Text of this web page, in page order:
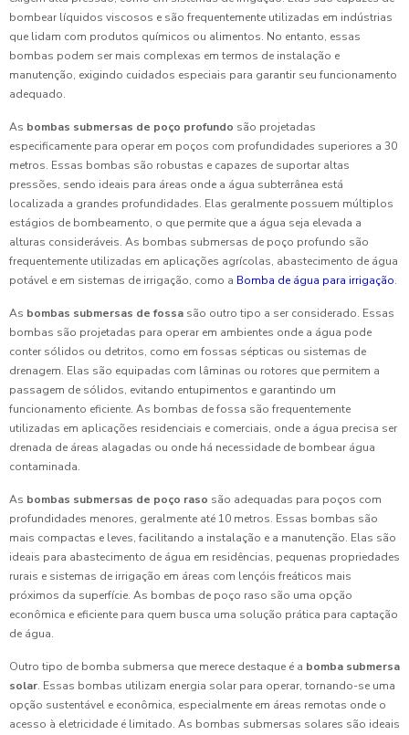
bombear líquidos viscosos e são frequentemente utilizadas em indústrias
que lidam com produtos químicos ou alimentos. No entanto, essas
bombas podem ser mais complexas em termos de instalação e
manutenção, exigindo cuidados especiais para garantir seu funcionamento
adequado.
As bombas submersas de poço profundo são projetadas
especificamente para operar em poços com profundidades superiores a 30
metros. Essas bombas são robustas e capazes de suportar altas
pressões, sendo ideais para áreas onde a água subterrânea está
localizada a grandes profundidades. Elas geralmente possuem múltiplos
estágios de bombeamento, o que permite que a água seja elevada a
alturas consideráveis. As bombas submersas de poço profundo são
frequentemente utilizadas em aplicações agrícolas, abastecimento de água
potável e em sistemas de irrigação, como a Bomba de água para irrigação.
As bombas submersas de fossa são outro tipo a ser considerado. Essas
bombas são projetadas para operar em ambientes onde a água pode
conter sólidos ou detritos, como em fossas sépticas ou sistemas de
drenagem. Elas são equipadas com lâminas ou rotores que permitem a
passagem de sólidos, evitando entupimentos e garantindo um
funcionamento eficiente. As bombas de fossa são frequentemente
utilizadas em aplicações residenciais e comerciais, onde a água precisa ser
drenada de áreas alagadas ou onde há necessidade de bombear água
contaminada.
As bombas submersas de poço raso são adequadas para poços com
profundidades menores, geralmente até 10 metros. Essas bombas são
mais compactas e leves, facilitando a instalação e a manutenção. Elas são
ideais para abastecimento de água em residências, pequenas propriedades
rurais e sistemas de irrigação em áreas com lençóis freáticos mais
próximos da superfície. As bombas de poço raso são uma opção
econômica e eficiente para quem busca uma solução prática para captação
de água.
Outro tipo de bomba submersa que merece destaque é a bomba submersa
solar. Essas bombas utilizam energia solar para operar, tornando-se uma
opção sustentável e econômica, especialmente em áreas remotas onde o
acesso à eletricidade é limitado. As bombas submersas solares são ideais